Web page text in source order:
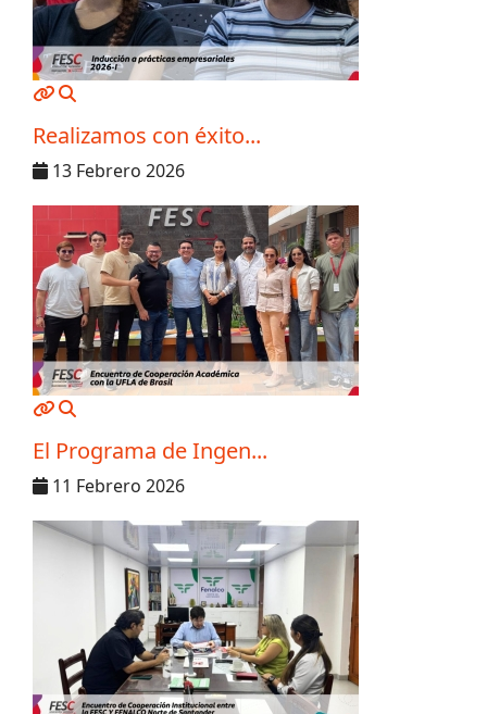
MOD_JTCS_VIEW_ARTICLE_LINK
Realizamos con éxito...
13 Febrero 2026
MOD_JTCS_VIEW_ARTICLE_LINK
El Programa de Ingen...
11 Febrero 2026